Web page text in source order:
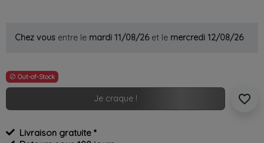
Chez vous entre le mardi 11/08/26et le mercredi 12/08/26
 Out-of-Stock
Je craque ! favorite_border
Livraison gratuite *